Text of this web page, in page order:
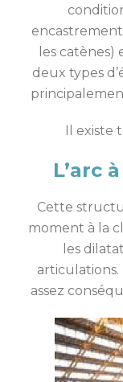
les
deux types
Il existe
L’arc
Cette
moment à la
les
articulations.
assez